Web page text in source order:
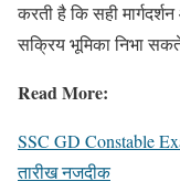
करती है कि सही
सक्रिय भूमिका निभा
Read More:
SSC GD Constable
तारीख नजदीक